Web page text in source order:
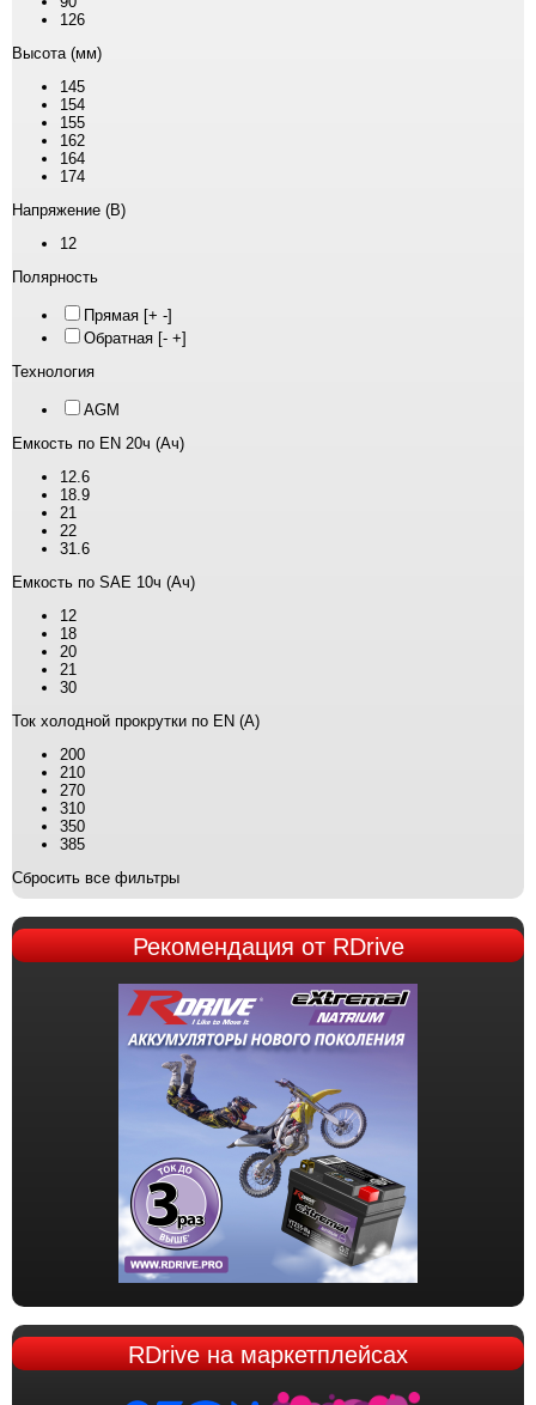
126
Высота (мм)
145
154
155
162
164
174
Напряжение (В)
12
Полярность
Прямая [+ -]
Обратная [- +]
Технология
AGM
Емкость по EN 20ч (Ач)
12.6
18.9
21
22
31.6
Емкость по SAE 10ч (Ач)
12
18
20
21
30
Ток холодной прокрутки по EN (А)
200
210
270
310
350
385
Сбросить все фильтры
Рекомендацияот RDrive
RDriveна маркетплейсах